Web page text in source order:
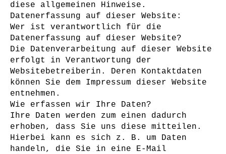
diese allgemeinen Hinweise.
Datenerfassung auf dieser Website:
Wer ist verantwortlich für die
Datenerfassung auf dieser Website?
Die Datenverarbeitung auf dieser Website
erfolgt in Verantwortung der
Websitebetreiberin. Deren Kontaktdaten
können Sie dem Impressum dieser Website
entnehmen.
Wie erfassen wir Ihre Daten?
Ihre Daten werden zum einen dadurch
erhoben, dass Sie uns diese mitteilen.
Hierbei kann es sich z. B. um Daten
handeln, die Sie in eine E-Mail